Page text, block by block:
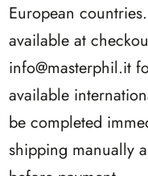
European
available at
info@masterphil.it
available
be completed
shipping manually